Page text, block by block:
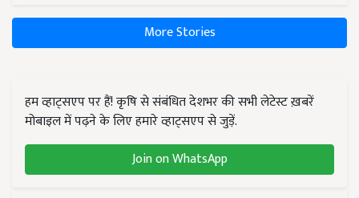
More Stories
हम व्हाट्सएप पर हैं! कृषि से संबंधित देशभर की सभी लेटेस्ट ख़बरें
मोबाइल में पढ़ने के लिए हमारे व्हाट्सएप से जुड़ें.
Join on WhatsApp